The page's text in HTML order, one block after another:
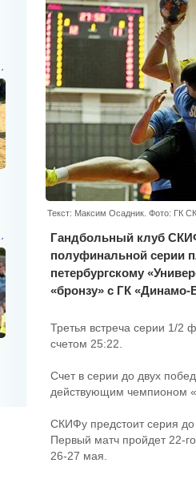
Текст: Максим Осадник. Фото: ГК
Гандбольный клуб
полуфинальной серии
петербургскому
«бронзу» с ГК
Третья встреча серии 1/2
счетом 25:22.
Счет в серии до двух
действующим чемпионом
СКИФу предстоит серия
Первый матч пройдет 22-
26-27 мая.